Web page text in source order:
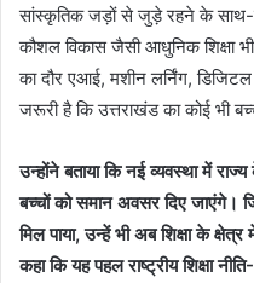
सांस्कृतिक जड़ों से जुड़े रहने के साथ-
कौशल विकास जैसी आधुनिक शिक्षा
का दौर एआई, मशीन लर्निंग,
जरूरी है कि उत्तराखंड का कोई भी
उन्होंने बताया कि नई व्यवस्था में
बच्चों को समान अवसर दिए जाएंगे।
मिल पाया, उन्हें भी अब शिक्षा के
कहा कि यह पहल राष्ट्रीय शिक्षा